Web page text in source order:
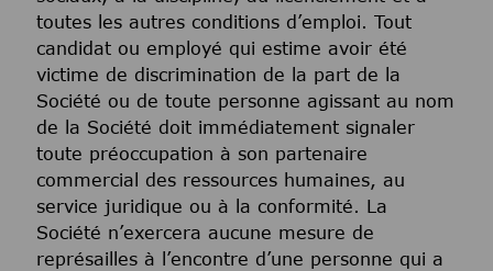
toutes les autres conditions d’emploi. Tout
candidat ou employé qui estime avoir été
victime de discrimination de la part de la
Société ou de toute personne agissant au nom
de la Société doit immédiatement signaler
toute préoccupation à son partenaire
commercial des ressources humaines, au
service juridique ou à la conformité. La
Société n’exercera aucune mesure de
représailles à l’encontre d’une personne qui a